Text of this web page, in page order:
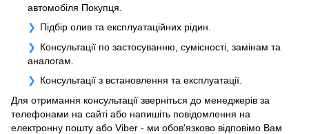
автомобіля Покупця.
Підбір олив та експлуатаційних рідин.
Консультації по застосуванню, сумісності, замінам та
аналогам.
Консультації з встановлення та експлуатації.
Для отримання консультації зверніться до менеджерів за
телефонами на сайті або напишіть повідомлення на
електронну пошту або Viber - ми обов'язково відповімо Вам